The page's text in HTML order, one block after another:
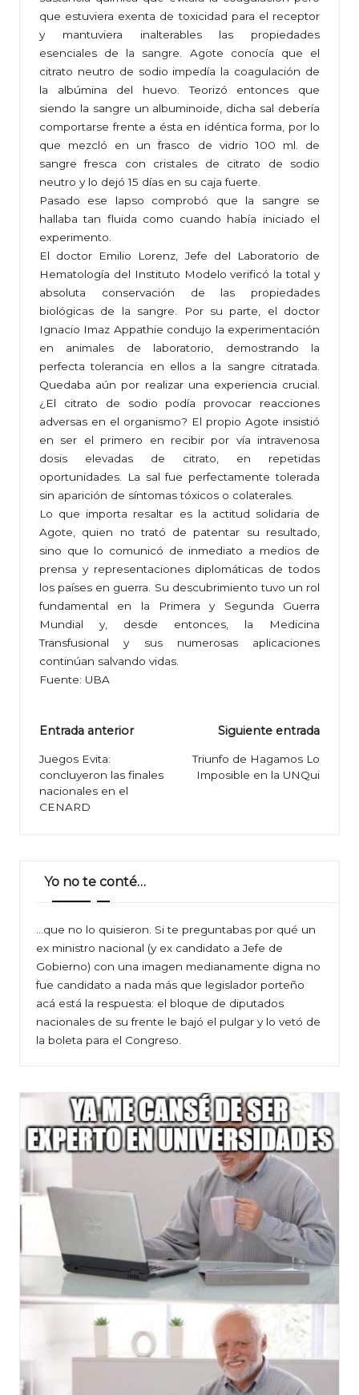
que estuviera exenta de toxicidad para el receptor
y mantuviera inalterables las propiedades
esenciales de la sangre. Agote conocía que el
citrato neutro de sodio impedía la coagulación de
la albúmina del huevo. Teorizó entonces que
siendo la sangre un albuminoide, dicha sal debería
comportarse frente a ésta en idéntica forma, por lo
que mezcló en un frasco de vidrio 100 ml. de
sangre fresca con cristales de citrato de sodio
neutro y lo dejó 15 días en su caja fuerte.
Pasado ese lapso comprobó que la sangre se
hallaba tan fluida como cuando había iniciado el
experimento.
El doctor Emilio Lorenz, Jefe del Laboratorio de
Hematología del Instituto Modelo verificó la total y
absoluta conservación de las propiedades
biológicas de la sangre. Por su parte, el doctor
Ignacio Imaz Appathie condujo la experimentación
en animales de laboratorio, demostrando la
perfecta tolerancia en ellos a la sangre citratada.
Quedaba aún por realizar una experiencia crucial.
¿El citrato de sodio podía provocar reacciones
adversas en el organismo? El propio Agote insistió
en ser el primero en recibir por vía intravenosa
dosis elevadas de citrato, en repetidas
oportunidades. La sal fue perfectamente tolerada
sin aparición de síntomas tóxicos o colaterales.
Lo que importa resaltar es la actitud solidaria de
Agote, quien no trató de patentar su resultado,
sino que lo comunicó de inmediato a medios de
prensa y representaciones diplomáticas de todos
los países en guerra. Su descubrimiento tuvo un rol
fundamental en la Primera y Segunda Guerra
Mundial y, desde entonces, la Medicina
Transfusional y sus numerosas aplicaciones
continúan salvando vidas.
Fuente: UBA
Navegación
de
entradas
Entrada anterior
Juegos Evita:
concluyeron las finales
nacionales en el
CENARD
Siguiente entrada
Triunfo de Hagamos Lo
Imposible en la UNQui
Yo no te conté…
…que no lo quisieron. Si te preguntabas por qué un
ex ministro nacional (y ex candidato a Jefe de
Gobierno) con una imagen medianamente digna no
fue candidato a nada más que legislador porteño
acá está la respuesta: el bloque de diputados
nacionales de su frente le bajó el pulgar y lo vetó de
la boleta para el Congreso.